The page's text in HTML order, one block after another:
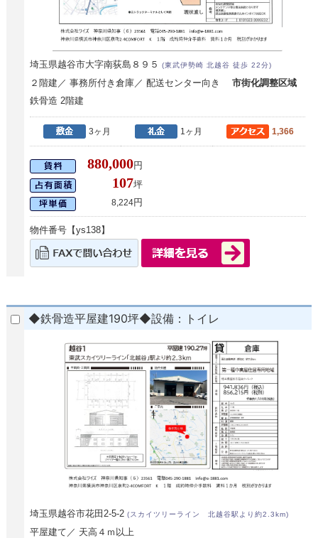
埼玉県越谷市大字南荻島８９５(東武伊勢崎 北越谷 徒歩 22分)
２階建／ 事務所付き倉庫／ 配送センター向き市街化調整区域
鉄骨造 2階建
3ヶ月 1ヶ月 1,366
880,000円
107坪
8,224円
物件番号【ys138】
◆鉄骨造平屋建190坪◆設備：トイレ
埼玉県越谷市花田2-5-2(スカイツリーライン 北越谷駅より約2.3km)
平屋建て／ 天高４ｍ以上